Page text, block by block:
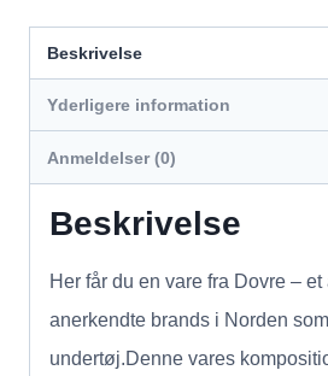
Beskrivelse
Yderligere information
Anmeldelser (0)
Beskrivelse
Her får du en vare fra Dovre – et
anerkendte brands i Norden
undertøj.Denne vares